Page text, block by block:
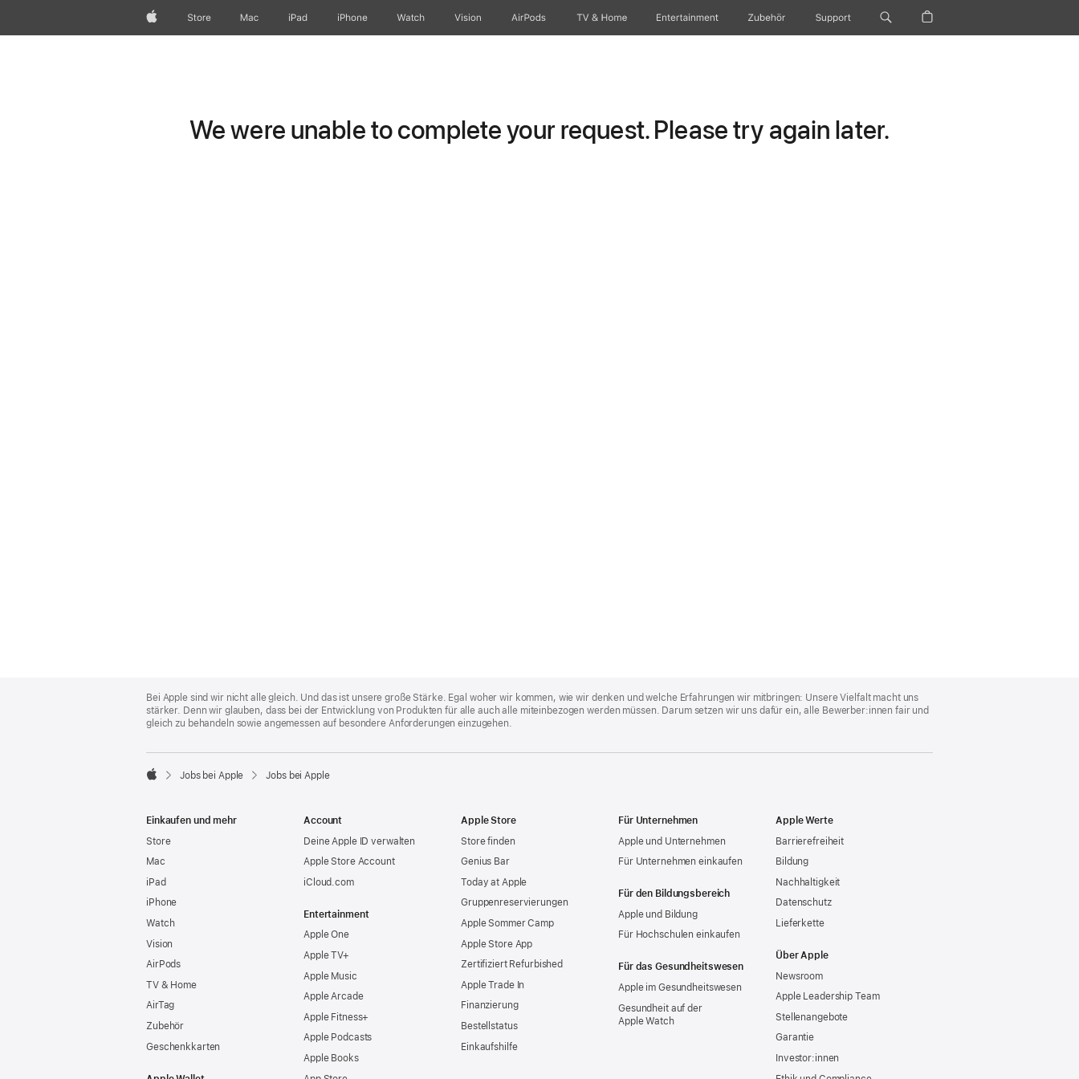
AppleStore Mac iPad iPhone Watch Vision AirPods TV & Home Entertainment Zubehör Support
We were unable to complete your request. Please try again later.
Footer
Bei Apple sind wir nicht alle gleich. Und das ist unsere große Stärke. Egal woher wir kommen, wie wir denken und welche Erfahrungen wir mitbringen: Unsere Vielfalt macht uns
stärker. Denn wir glauben, dass bei der Entwicklung von Produkten für alle auch alle miteinbezogen werden müssen. Darum setzen wir uns dafür ein, alle Bewerber:innen fair und
gleich zu behandeln sowie angemessen auf besondere Anforderungen einzugehen.

Jobs bei Apple Jobs bei Apple
Einkaufen und mehr
Store
Mac
iPad
iPhone
Watch
Vision
AirPods
TV & Home
AirTag
Zubehör
Geschenkkarten
Account
Deine Apple ID verwalten
Apple Store Account
iCloud.com
Entertainment
Apple One
Apple TV+
Apple Music
Apple Arcade
Apple Fitness+
Apple Podcasts
Apple Books
Apple Store
Store finden
Genius Bar
Today at Apple
Gruppen­reservierungen
Apple Sommer Camp
Apple Store App
Zertifiziert Refurbished
Apple Trade In
Finanzierung
Bestellstatus
Einkaufshilfe
Für Unternehmen
Apple und Unternehmen
Für Unternehmen einkaufen
Für den Bildungsbereich
Apple und Bildung
Für Hochschulen einkaufen
Für das Gesundheitswesen
Apple im Gesundheitswesen
Gesundheit auf der
Apple Watch
Apple Werte
Barrierefreiheit
Bildung
Nachhaltigkeit
Datenschutz
Lieferkette
Über Apple
Newsroom
Apple Leadership Team
Stellenangebote
Garantie
Investor:innen